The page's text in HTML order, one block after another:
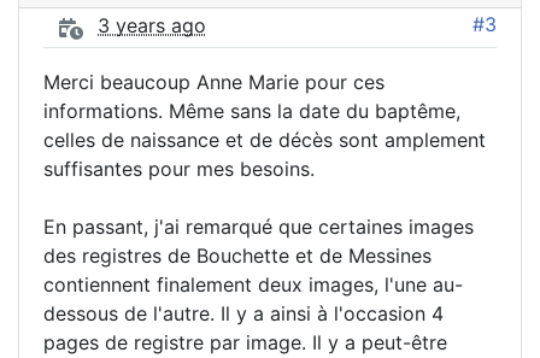
3 years ago #3
Merci beaucoup Anne Marie pour ces
informations. Même sans la date du baptême,
celles de naissance et de décès sont amplement
suffisantes pour mes besoins.
En passant, j'ai remarqué que certaines images
des registres de Bouchette et de Messines
contiennent finalement deux images, l'une au-
dessous de l'autre. Il y a ainsi à l'occasion 4
pages de registre par image. Il y a peut-être